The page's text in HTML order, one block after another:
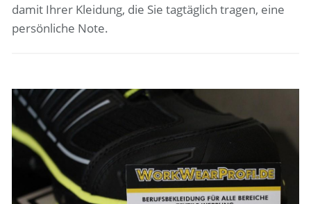
damit Ihrer Kleidung, die Sie tagtäglich tragen, eine
persönliche Note.